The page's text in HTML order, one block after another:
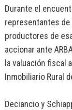
Durante el
representantes de
productores de
accionar ante
la valuación fiscal
Inmobiliario Rural
Deciancio y